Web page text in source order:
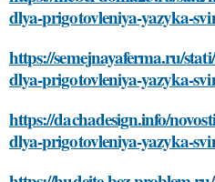
dlya-prigotovleniya-yazyka-
https://semejnayaferma.ru/
dlya-prigotovleniya-yazyka-
https://dachadesign.info/
dlya-prigotovleniya-yazyka-